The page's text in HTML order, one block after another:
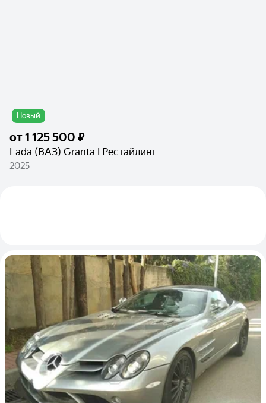
Новый
от1 125 500 ₽
Lada (ВАЗ) Granta I Рестайлинг
2025